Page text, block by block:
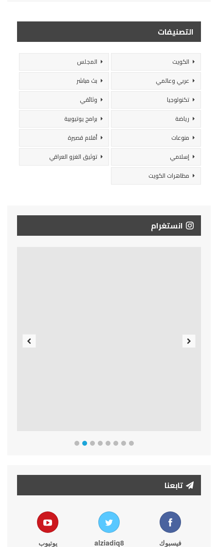
التصنيفات
الكويت
المجلس
عربي وعالمي
بث مباشر
تكنولوجيا
وثائقي
رياضة
برامج يوتيوبية
منوعات
أفلام قصيرة
إسلامي
توثيق الغزو العراقي
مظاهرات الكويت
انستغرام
تابعنا
فيسبوك alziadiq8 يوتيوب